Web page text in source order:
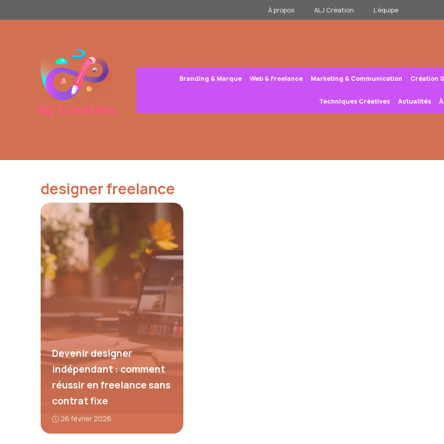
au
À propos ALJ Création L’équipe
Branding & Marque Web & Freelance Marketing & Communication Création
Techniques Créatives Actualités
designer freelance
Devenir designer
indépendant : comment
réussir en freelance sans
contrat fixe
26 février 2026